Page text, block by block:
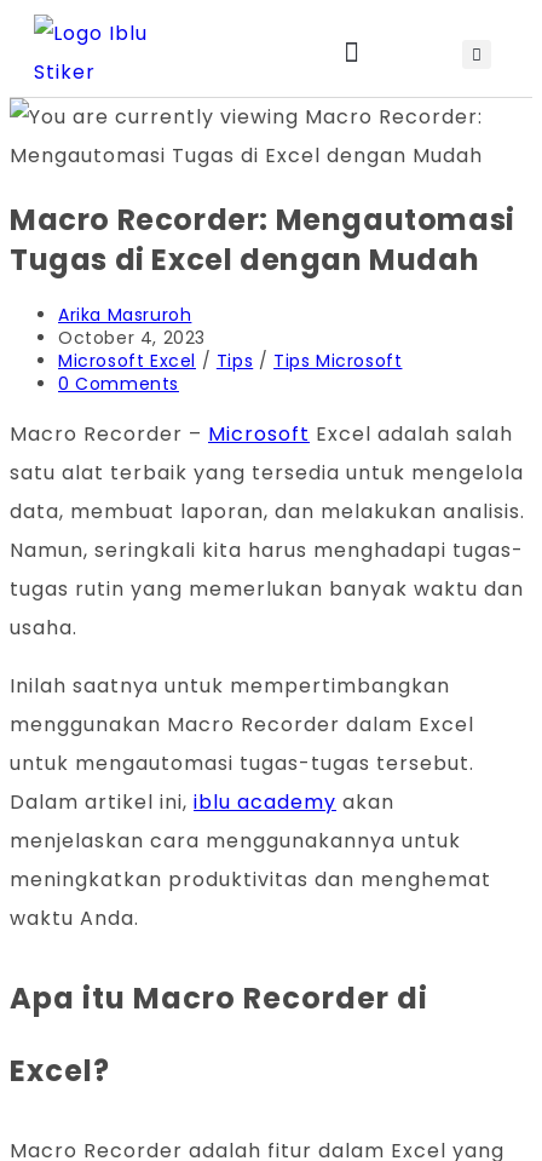
Macro Recorder: Mengautomasi
Tugas di Excel dengan Mudah
Arika Masruroh
October 4, 2023
Microsoft Excel / Tips / Tips Microsoft
0 Comments
Macro Recorder – Microsoft Excel adalah salah
satu alat terbaik yang tersedia untuk mengelola
data, membuat laporan, dan melakukan analisis.
Namun, seringkali kita harus menghadapi tugas-
tugas rutin yang memerlukan banyak waktu dan
usaha.
Inilah saatnya untuk mempertimbangkan
menggunakan Macro Recorder dalam Excel
untuk mengautomasi tugas-tugas tersebut.
Dalam artikel ini, iblu academy akan
menjelaskan cara menggunakannya untuk
meningkatkan produktivitas dan menghemat
waktu Anda.
Apa itu Macro Recorder di
Excel?
Macro Recorder adalah fitur dalam Excel yang